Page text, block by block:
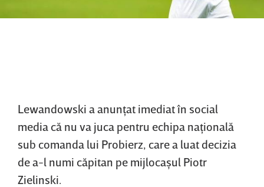
Lewandowski a anunţat imediat în social
media că nu va juca pentru echipa naţională
sub comanda lui Probierz, care a luat decizia
de a-l numi căpitan pe mijlocaşul Piotr
Zielinski.